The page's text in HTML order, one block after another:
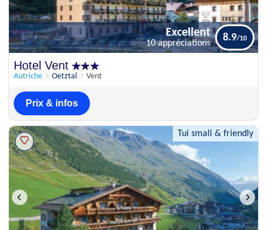
Hotel Vent
Autriche Oetztal Vent
Excellent
10 appréciations
8.9
Prix & infos
Tui small & friendly